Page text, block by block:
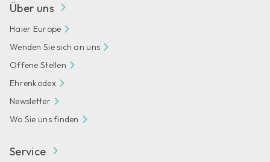
Über uns
Haier Europe
Wenden Sie sich an uns
Offene Stellen
Ehrenkodex
Newsletter
Wo Sie uns finden
Service